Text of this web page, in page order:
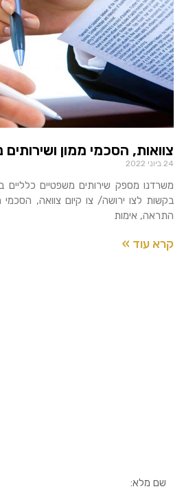
צוואות, הסכמי ממון ושירותים
24 ביוני 2022
משרדנו מספק שירותים משפטיים כלליים
בקשות לצו ירושה/ צו קיום צוואה,
התראה, אימות
קרא עוד »